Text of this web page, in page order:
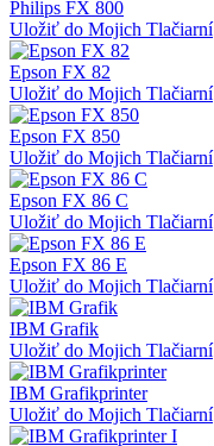
Philips FX 800
Uložiť do Mojich Tlačiarní
Epson FX 82
Uložiť do Mojich Tlačiarní
Epson FX 850
Uložiť do Mojich Tlačiarní
Epson FX 86 C
Uložiť do Mojich Tlačiarní
Epson FX 86 E
Uložiť do Mojich Tlačiarní
IBM Grafik
Uložiť do Mojich Tlačiarní
IBM Grafikprinter
Uložiť do Mojich Tlačiarní